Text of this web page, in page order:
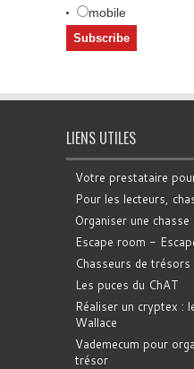
mobile
LIENS UTILES
Votre prestataire
Pour les lecteurs,
Organiser une
Escape room -
Chasseurs de trésors
Les puces du ChAT
Réaliser un cryptex :
Wallace
Vademecum pour
trésor